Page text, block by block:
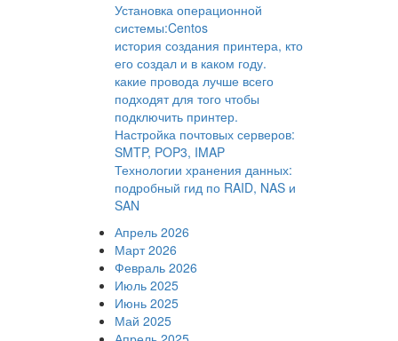
Установка операционной
системы:Centos
история создания принтера, кто
его создал и в каком году.
какие провода лучше всего
подходят для того чтобы
подключить принтер.
Настройка почтовых серверов:
SMTP, POP3, IMAP
Технологии хранения данных:
подробный гид по RAID, NAS и
SAN
Апрель 2026
Март 2026
Февраль 2026
Июль 2025
Июнь 2025
Май 2025